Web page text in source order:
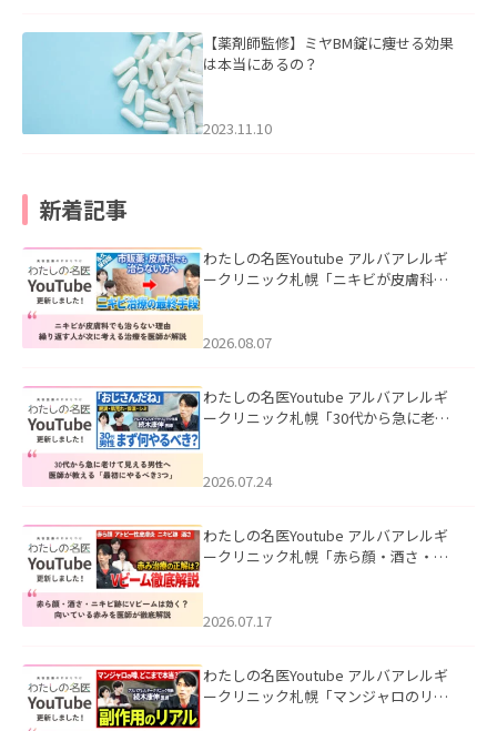
【薬剤師監修】ミヤBM錠に痩せる効果
は本当にあるの？
2023.11.10
新着記事
わたしの名医Youtube アルバアレルギ
ークリニック札幌「ニキビが皮膚科で
ました。
2026.08.07
わたしの名医Youtube アルバアレルギ
ークリニック札幌「30代から急に老け
た。
2026.07.24
わたしの名医Youtube アルバアレルギ
ークリニック札幌「赤ら顔・酒さ・ニ
した。
2026.07.17
わたしの名医Youtube アルバアレルギ
ークリニック札幌「マンジャロのリア